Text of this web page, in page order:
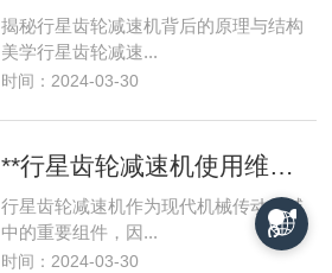
揭秘行星齿轮减速机背后的原理与结构
美学行星齿轮减速...
时间：2024-03-30
**行星齿轮减速机使用维护手册：让机器寿命更长**
行星齿轮减速机作为现代机械传动领域
中的重要组件，因...
时间：2024-03-30